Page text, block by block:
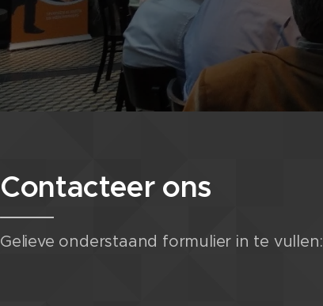
Contacteer ons
Gelieve onderstaand formulier in te vullen: